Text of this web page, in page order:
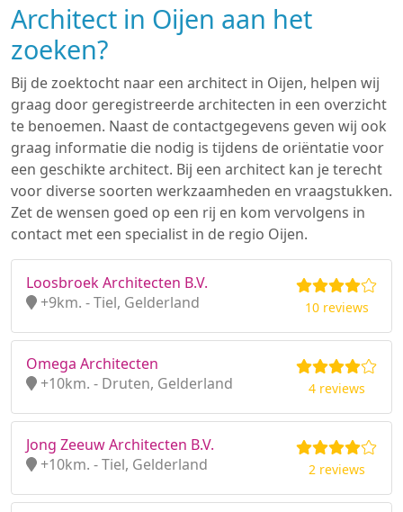
Architect in Oijen aan het
zoeken?
Bij de zoektocht naar een architect in Oijen, helpen wij
graag door geregistreerde architecten in een overzicht
te benoemen. Naast de contactgegevens geven wij ook
graag informatie die nodig is tijdens de oriëntatie voor
een geschikte architect. Bij een architect kan je terecht
voor diverse soorten werkzaamheden en vraagstukken.
Zet de wensen goed op een rij en kom vervolgens in
contact met een specialist in de regio Oijen.
Loosbroek Architecten B.V.
+9km. - Tiel, Gelderland
10 reviews
Omega Architecten
+10km. - Druten, Gelderland
4 reviews
Jong Zeeuw Architecten B.V.
+10km. - Tiel, Gelderland
2 reviews